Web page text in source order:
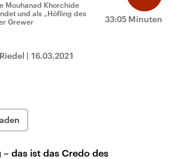
33:05 Minuten
Mouhanad Khorchide
und als „Höfling des
Grewer
| 16.03.2021
das ist das Credo des